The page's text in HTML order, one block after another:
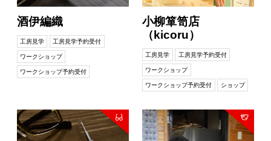
酒伊編織
工房見学 工房見学予約受付
ワークショップ
ワークショップ予約受付
小柳箪笥店
（kicoru）
工房見学 工房見学予約受付
ワークショップ
ワークショップ予約受付 ショップ